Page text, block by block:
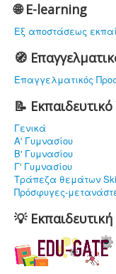
🌐 E-learning
Εξ αποστάσεως
🧭
Επαγγελματικός
📝 Εκπαιδευτικό
Γενικά
Α' Γυμνασίου
Β' Γυμνασίου
Γ' Γυμνασίου
Τράπεζα θεμάτων
Πρόσφυγες-
💡